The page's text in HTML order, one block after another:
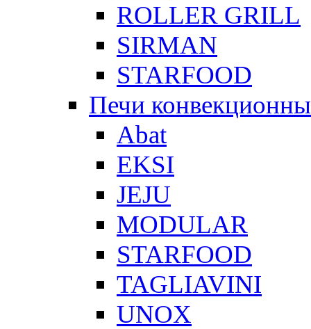
ROLLER GRILL
SIRMAN
STARFOOD
Печи
Abat
EKSI
JEJU
MODULAR
STARFOOD
TAGLIAVINI
UNOX